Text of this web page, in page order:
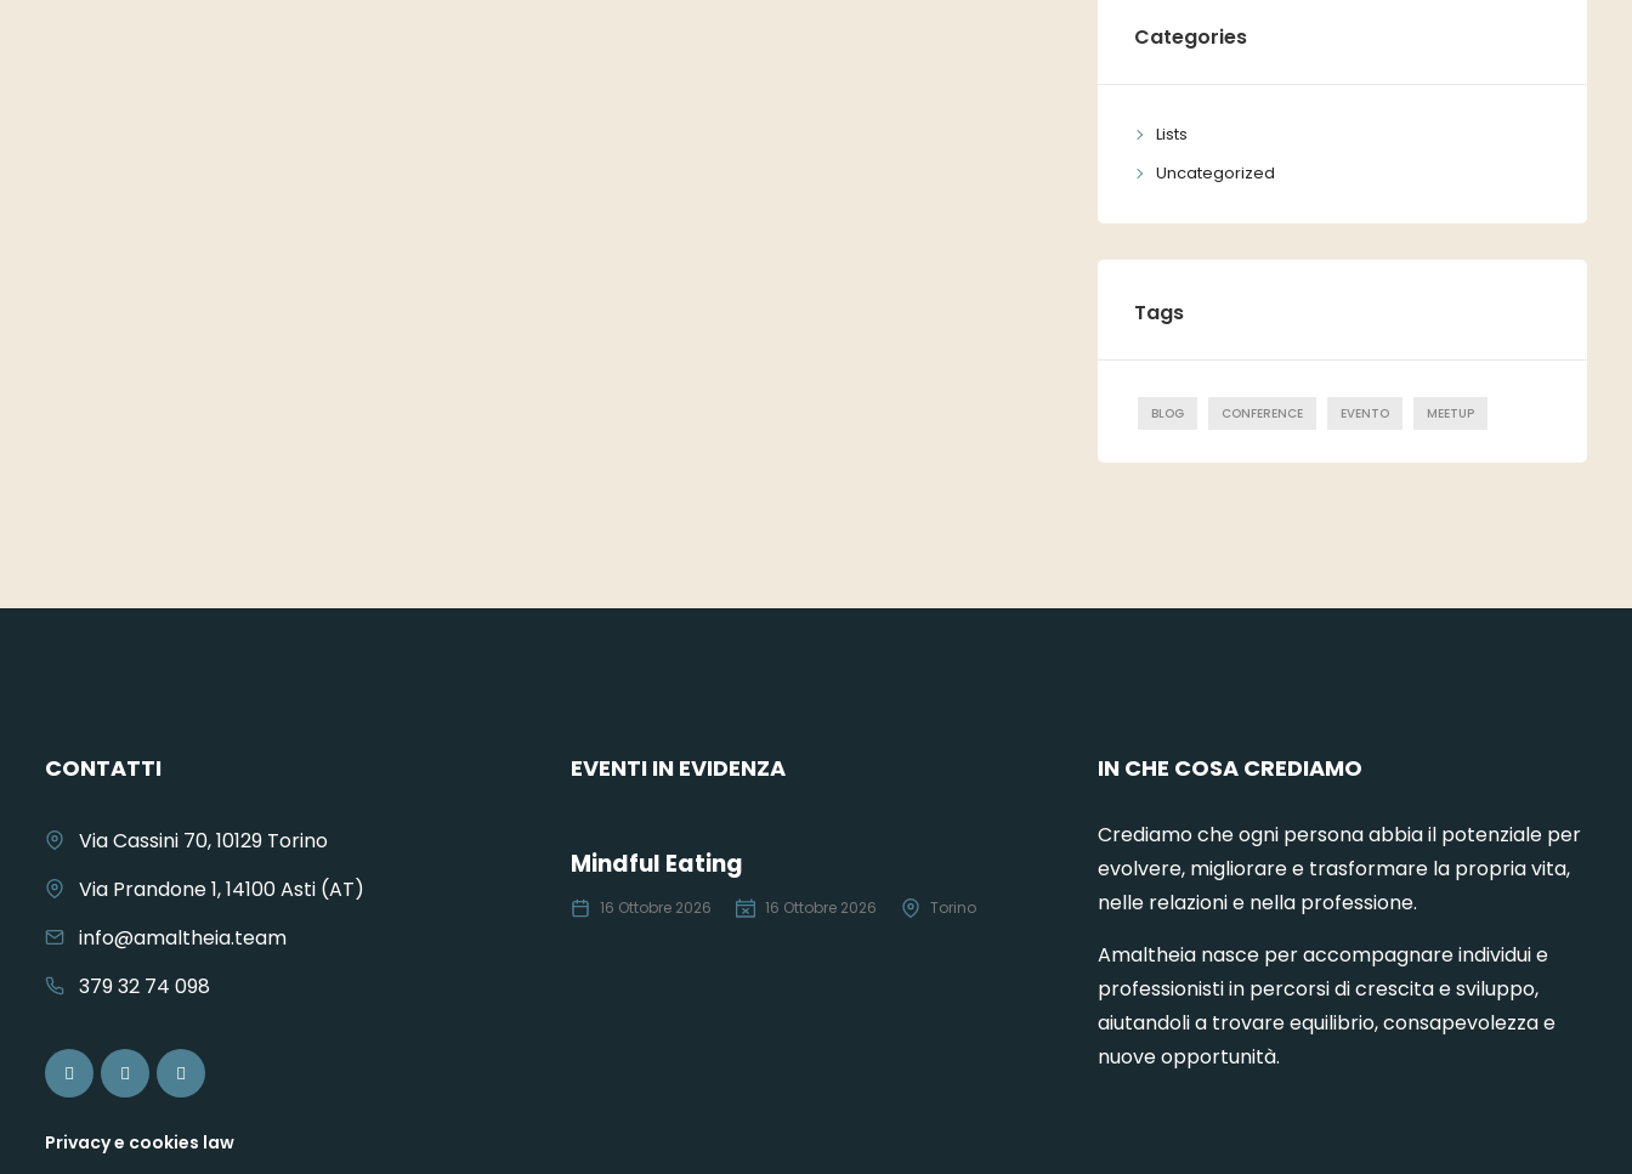
Categories
Lists
Uncategorized
Tags
BLOG CONFERENCE EVENTO MEETUP
CONTATTI
Via Cassini 70, 10129 Torino
Via Prandone 1, 14100 Asti (AT)
info@amaltheia.team
379 32 74 098
Privacy e cookies law
EVENTI IN EVIDENZA
Mindful Eating
16 Ottobre 2026 16 Ottobre 2026 Torino
IN CHE COSA CREDIAMO
Crediamo che ogni persona abbia il potenziale per
evolvere, migliorare e trasformare la propria vita,
nelle relazioni e nella professione.
Amaltheia nasce per accompagnare individui e
professionisti in percorsi di crescita e sviluppo,
aiutandoli a trovare equilibrio, consapevolezza e
nuove opportunità.